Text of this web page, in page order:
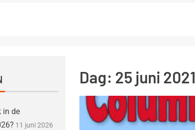
Dag: 25 juni 2021
in de
11 juni 2026